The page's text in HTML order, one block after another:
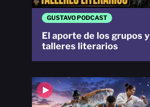
GUSTAVO PODCAST
El aporte de los grupos y
talleres literarios